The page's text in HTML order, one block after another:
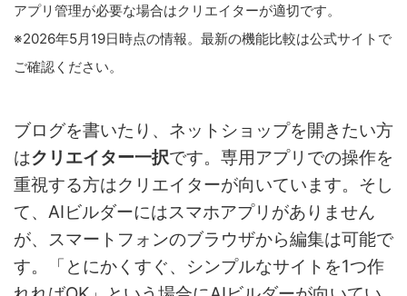
アプリ管理が必要な場合はクリエイターが適切です。
※2026年5月19日時点の情報。最新の機能比較は公式サイトで
ご確認ください。
ブログを書いたり、ネットショップを開きたい方
はクリエイター一択です。専用アプリでの操作を
重視する方はクリエイターが向いています。そし
て、AIビルダーにはスマホアプリがありません
が、スマートフォンのブラウザから編集は可能で
す。「とにかくすぐ、シンプルなサイトを1つ作